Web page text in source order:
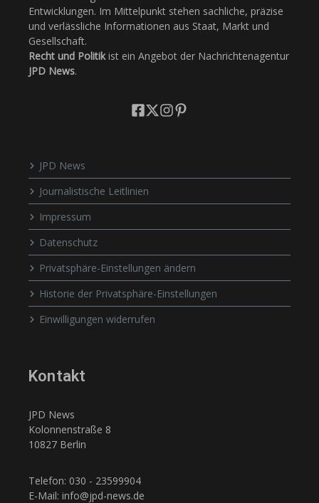
Entwicklungen. Im Mittelpunkt stehen sachliche, präzise
und verlässliche Informationen aus Staat, Markt und
Gesellschaft.
Recht und Politikist ein Angebot der Nachrichtenagentur
JPD News.
JPD News
Journalistische Leitlinien
Impressum
Datenschutz
Privatsphäre-Einstellungen ändern
Historie der Privatsphäre-Einstellungen
Einwilligungen widerrufen
Kontakt
JPD News
Kolonnenstraße 8
10827 Berlin
Telefon: 030 - 23599904
E-Mail: info@jpd-news.de